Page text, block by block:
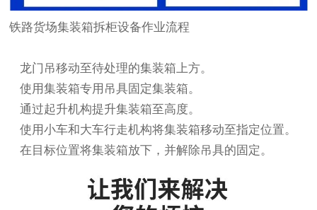
铁路货场集装箱拆柜设备作业流程
龙门吊移动至待处理的集装箱上方。
使用集装箱专用吊具固定集装箱。
通过起升机构提升集装箱至高度。
使用小车和大车行走机构将集装箱移动至指定位置。
在目标位置将集装箱放下，并解除吊具的固定。